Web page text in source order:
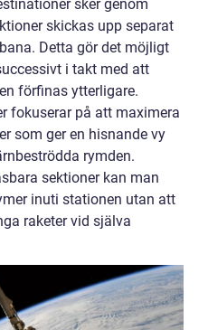
sker genom
skickas upp separat
Detta gör det möjligt
i takt med att
förfinas ytterligare.
fokuserar på att maximera
som ger en hisnande vy
rymden.
sektioner kan man
inuti stationen utan att
raketer vid själva